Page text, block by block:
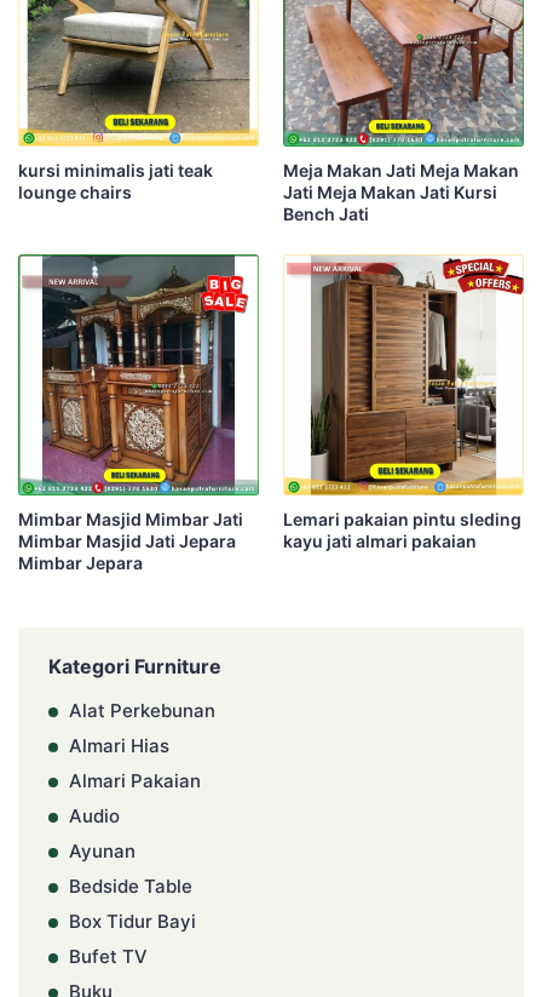
kursi minimalis jati teak
lounge chairs
Meja Makan Jati Meja Makan
Jati Meja Makan Jati Kursi
Bench Jati
Mimbar Masjid Mimbar Jati
Mimbar Masjid Jati Jepara
Mimbar Jepara
Lemari pakaian pintu sleding
kayu jati almari pakaian
Kategori Furniture
Alat Perkebunan
Almari Hias
Almari Pakaian
Audio
Ayunan
Bedside Table
Box Tidur Bayi
Bufet TV
Buku